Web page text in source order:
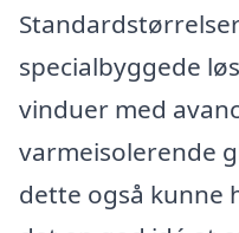
specialbyggede
vinduer med
varmeisolerende
dette også kunne